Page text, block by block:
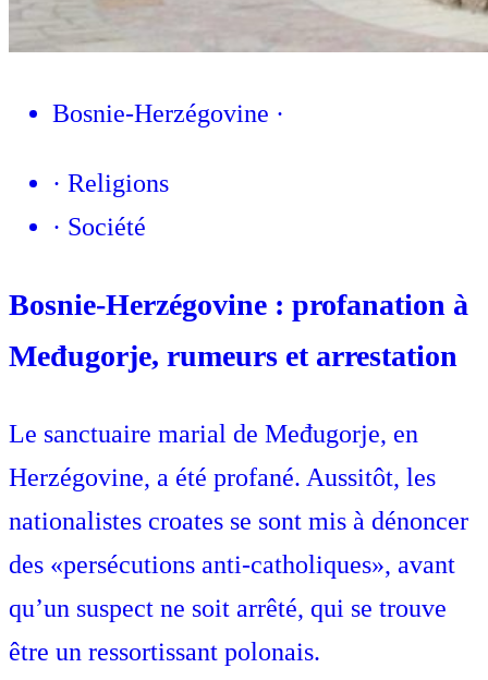
Bosnie-Herzégovine ·
· Religions
· Société
Bosnie-Herzégovine : profanation à
Međugorje, rumeurs et arrestation
Le sanctuaire marial de Međugorje, en
Herzégovine, a été profané. Aussitôt, les
nationalistes croates se sont mis à dénoncer
des «persécutions anti-catholiques», avant
qu’un suspect ne soit arrêté, qui se trouve
être un ressortissant polonais.